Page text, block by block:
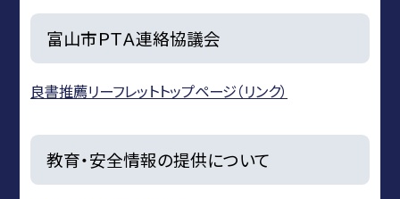
富山市ＰＴＡ連絡協議会
良書推薦リーフレットトップページ（リンク）
教育・安全情報の提供について